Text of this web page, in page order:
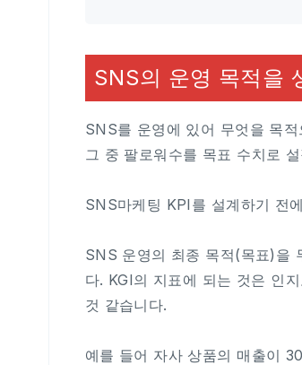
SNS의 운영 목적을
SNS를 운영에 있어 무엇을 목
그 중 팔로워수를 목표 수치로
SNS마케팅 KPI를 설계하기 전
SNS 운영의 최종 목적(목표)을
다. KGI의 지표에 되는 것은 인
것 같습니다.
예를 들어 자사 상품의 매출이